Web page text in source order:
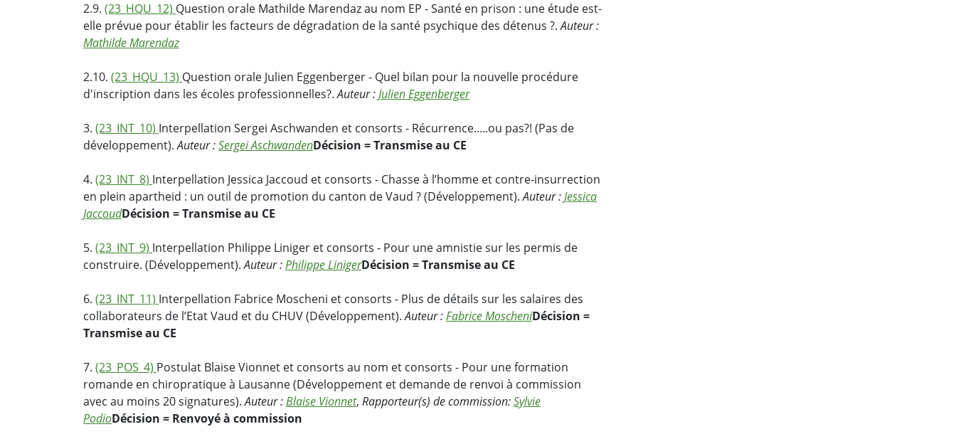
2.9. (23_HQU_12) Question orale Mathilde Marendaz au nom EP - Santé en prison : une étude est-
elle prévue pour établir les facteurs de dégradation de la santé psychique des détenus ?.Auteur :
Mathilde Marendaz
2.10. (23_HQU_13) Question orale Julien Eggenberger - Quel bilan pour la nouvelle procédure
d'inscription dans les écoles professionnelles?.Auteur :Julien Eggenberger
3. (23_INT_10) Interpellation Sergei Aschwanden et consorts - Récurrence.....ou pas?! (Pas de
développement).Auteur :Sergei AschwandenDécision = Transmise au CE
4. (23_INT_8) Interpellation Jessica Jaccoud et consorts - Chasse à l’homme et contre-insurrection
en plein apartheid : un outil de promotion du canton de Vaud ? (Développement).Auteur :Jessica
JaccoudDécision = Transmise au CE
5. (23_INT_9) Interpellation Philippe Liniger et consorts - Pour une amnistie sur les permis de
construire. (Développement).Auteur :Philippe LinigerDécision = Transmise au CE
6. (23_INT_11) Interpellation Fabrice Moscheni et consorts - Plus de détails sur les salaires des
collaborateurs de l’Etat Vaud et du CHUV (Développement).Auteur :Fabrice MoscheniDécision =
Transmise au CE
7. (23_POS_4) Postulat Blaise Vionnet et consorts au nom et consorts - Pour une formation
romande en chiropratique à Lausanne (Développement et demande de renvoi à commission
avec au moins 20 signatures).Auteur :Blaise Vionnet, Rapporteur(s) de commission:Sylvie
PodioDécision = Renvoyé à commission